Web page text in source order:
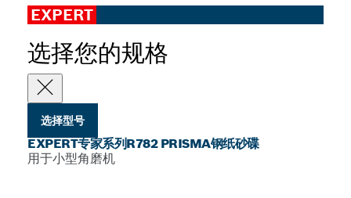
EXPERT
选择您的规格
选择型号
EXPERT专家系列R782 PRISMA钢纸砂碟
用于小型角磨机